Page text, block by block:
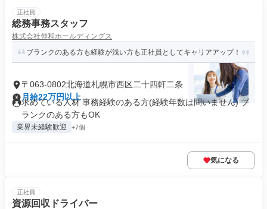
正社員
総務事務スタッフ
株式会社伸和ホールディングス
ブランクのある方も経験が浅い方も正社員としてキャリアアップ！
〒063-0802北海道札幌市西区二十四軒二条
月給22万円以上
求めている人材 事務経験のある方(経験年数は問いません) ブ
ランクのある方もOK
業界未経験歓迎 +7個
気になる
正社員
資源回収ドライバー